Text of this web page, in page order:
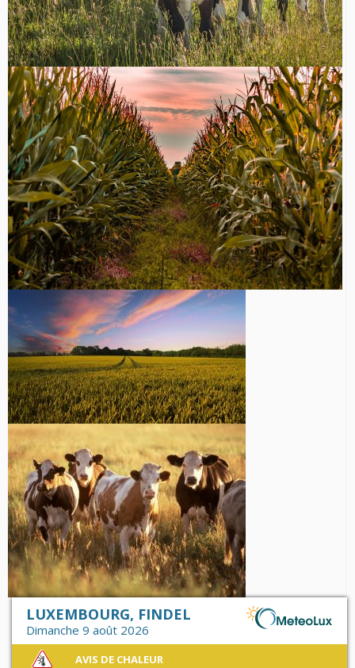
LUXEMBOURG, FINDEL
Dimanche 9 août 2026
AVIS DE CHALEUR